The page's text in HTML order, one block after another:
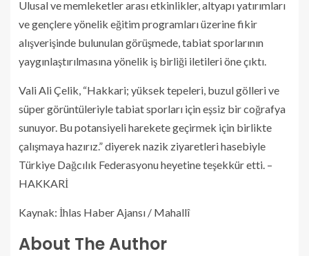
Ulusal ve memleketler arası etkinlikler, altyapı yatırımları
ve gençlere yönelik eğitim programları üzerine fikir
alışverişinde bulunulan görüşmede, tabiat sporlarının
yaygınlaştırılmasına yönelik iş birliği iletileri öne çıktı.
Vali Ali Çelik, “Hakkari; yüksek tepeleri, buzul gölleri ve
süper görüntüleriyle tabiat sporları için eşsiz bir coğrafya
sunuyor. Bu potansiyeli harekete geçirmek için birlikte
çalışmaya hazırız.” diyerek nazik ziyaretleri hasebiyle
Türkiye Dağcılık Federasyonu heyetine teşekkür etti. –
HAKKARİ
Kaynak: İhlas Haber Ajansı / Mahallî
About The Author